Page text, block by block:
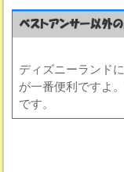
ディズニーランド
が一番便利ですよ
です。